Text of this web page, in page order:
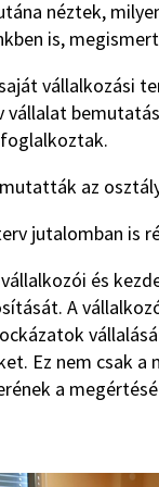
néztek,
is,
vállalkozási
az
jutalomban is
és
A
Ez nem csak
a